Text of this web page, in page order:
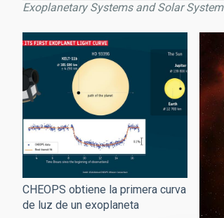
Exoplanetary Systems and Solar System
CHEOPS obtiene la primera curva
de luz de un exoplaneta